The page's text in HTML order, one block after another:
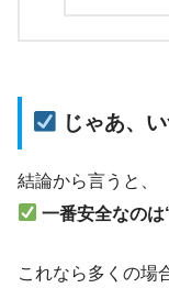
じゃあ、
結論から言うと、
一番安全なのは
これなら多くの場